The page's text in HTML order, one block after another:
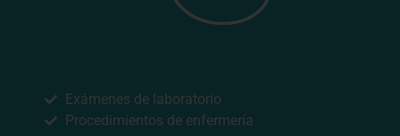
Exámenes de laboratorio
Procedimientos de enfermería